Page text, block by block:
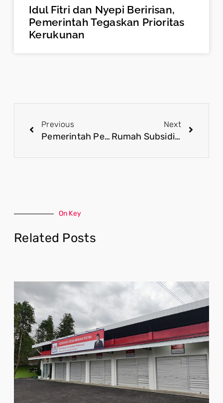
Idul Fitri dan Nyepi Beririsan,
Pemerintah Tegaskan Prioritas
Kerukunan
Previous
Pemerintah Perkuat Akses Rumah Subsidi bagi Pekerja Berpenghasilan Tidak Tetap
Next
Rumah Subsidi dan Inovasi Kebijakan untuk Rakyat Kecil
On Key
Related Posts